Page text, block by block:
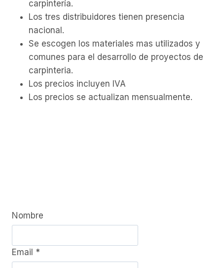
carpintería.
Los tres distribuidores tienen presencia
nacional.
Se escogen los materiales mas utilizados y
comunes para el desarrollo de proyectos de
carpinteria.
Los precios incluyen IVA
Los precios se actualizan mensualmente.
Nombre
Email *